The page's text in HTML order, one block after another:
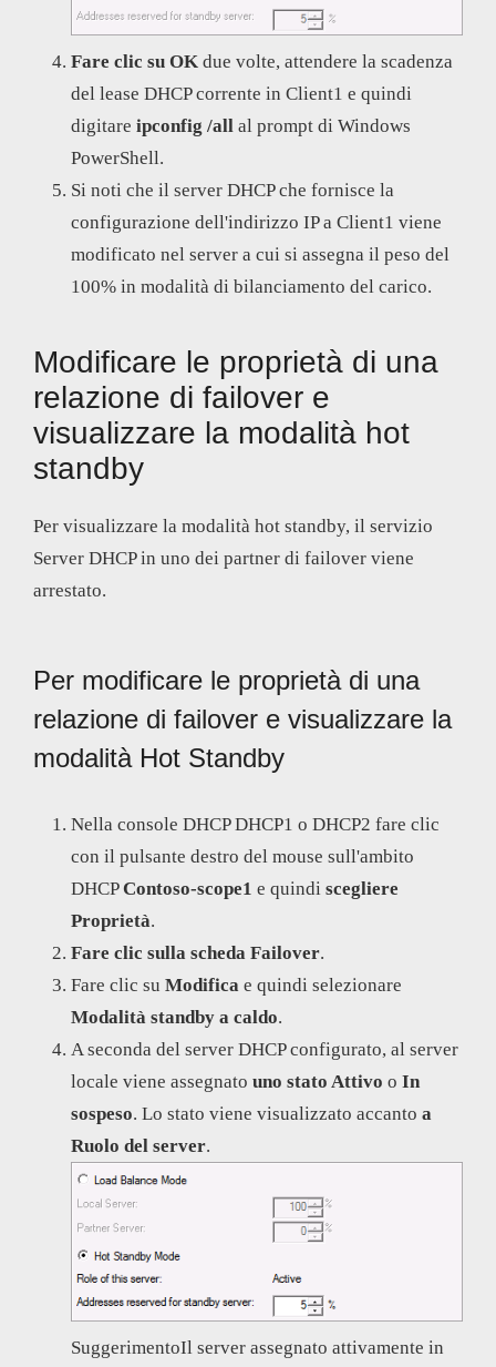
Fare clic su OK due volte, attendere la scadenza
del lease DHCP corrente in Client1 e quindi
digitare ipconfig /all al prompt di Windows
PowerShell.
Si noti che il server DHCP che fornisce la
configurazione dell'indirizzo IP a Client1 viene
modificato nel server a cui si assegna il peso del
100% in modalità di bilanciamento del carico.
Modificare le proprietà di una
relazione di failover e
visualizzare la modalità hot
standby
Per visualizzare la modalità hot standby, il servizio
Server DHCP in uno dei partner di failover viene
arrestato.
Per modificare le proprietà di una
relazione di failover e visualizzare la
modalità Hot Standby
Nella console DHCP DHCP1 o DHCP2 fare clic
con il pulsante destro del mouse sull'ambito
DHCPContoso-scope1 e quindi scegliere
Proprietà.
Fare clic sulla scheda Failover.
Fare clic su Modifica e quindi selezionare
Modalità standby a caldo.
A seconda del server DHCP configurato, al server
locale viene assegnato uno stato Attivo o In
sospeso. Lo stato viene visualizzato accanto a
Ruolo del server.
SuggerimentoIl server assegnato attivamente in